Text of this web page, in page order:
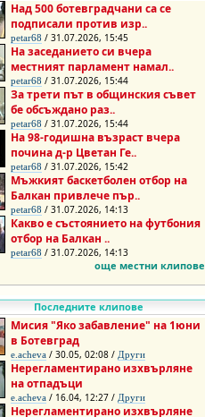
Над 500 ботевградчани са се
подписали против изр..
petar68 / 31.07.2026, 15:45
На заседанието си вчера
местният парламент намал..
petar68 / 31.07.2026, 15:44
За трети път в общинския съвет
бе обсъждано раз..
petar68 / 31.07.2026, 15:44
На 98-годишна възраст вчера
почина д-р Цветан Ге..
petar68 / 31.07.2026, 15:42
Мъжкият баскетболен отбор на
Балкан привлече пър..
petar68 / 31.07.2026, 14:13
Какво е състоянието на футбония
отбор на Балкан ..
petar68 / 31.07.2026, 14:13
още местни клипове
Последните клипове
Мисия "Яко забавление" на 1юни
в Ботевград
e.acheva / 30.05, 02:08 / Други
Нерегламентирано изхвърляне
на отпадъци
e.acheva / 16.04, 12:27 / Други
Нерегламентирано изхвърляне